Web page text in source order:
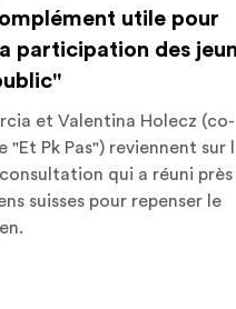
utile pour
participation des
et Valentina Holecz (co-
"Et Pk Pas") reviennent sur
qui a réuni près
suisses pour repenser le